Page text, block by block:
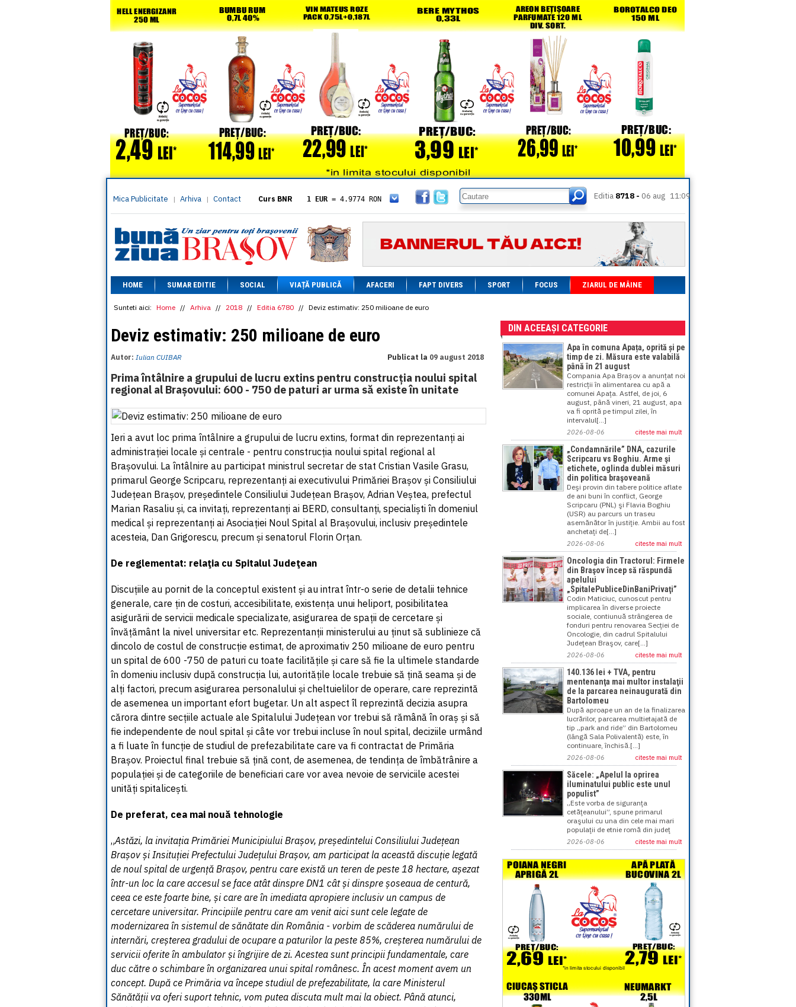
Mica Publicitate | Arhiva | Contact Curs BNR 1 EUR = 4.9774 RON
= 5.8304 RON
1 XAU= 464.4611 RON
1 AED= 1.1933 RON
1 AUD= 2.7957 RON
1 BGN= 2.5449 RON
1 CAD= 3.1559 RON
1 CHF= 5.2813 RON
1 CNY = 0.6015 RON
= 0.6668 RON
1 EGP = 0.0860 RON
1 KRW= 0.3047 RON
1 MDL = 0.2538 RON
1 NZD= 2.6097 RON
1 PLN= 1.1646 RON
= 0.0425 RON
1 RUB= 0.0530 RON
1 SEK= 0.4526 RON
1 TRY= 0.1141 RON
1 XDR= 5.9383 RON
1 ZAR= 0.2318 RON
Editia 8718 - 06 aug 11:09
HOME SUMAR EDITIE SOCIAL VIAȚĂ PUBLICĂ AFACERI FAPT DIVERS SPORT FOCUS ZIARUL DE MÂINE
Sunteti aici: Home // Arhiva // 2018 // Editia 6780 // Deviz estimativ: 250 milioane de euro
Deviz estimativ: 250 milioane de euro
Autor: Iulian CUIBAR Publicat la 09 august 2018
Prima întâlnire a grupului de lucru extins pentru construcția noului spital
regional al Brașovului: 600 - 750 de paturi ar urma să existe în unitate
Ieri a avut loc prima întâlnire a grupului de lucru extins, format din reprezentanți ai
administrației locale și centrale - pentru construcția noului spital regional al
Brașovului. La întâlnire au participat ministrul secretar de stat Cristian Vasile Grasu,
primarul George Scripcaru, reprezentanți ai executivului Primăriei Brașov și Consiliului
Județean Brașov, președintele Consiliului Județean Brașov, Adrian Veștea, prefectul
Marian Rasaliu și, ca invitați, reprezentanți ai BERD, consultanți, specialiști în domeniul
medical și reprezentanți ai Asociației Noul Spital al Brașovului, inclusiv președintele
acesteia, Dan Grigorescu, precum și senatorul Florin Orțan.
De reglementat: relaţia cu Spitalul Judeţean
Discuțiile au pornit de la conceptul existent și au intrat într-o serie de detalii tehnice
generale, care țin de costuri, accesibilitate, existența unui heliport, posibilitatea
asigurării de servicii medicale specializate, asigurarea de spații de cercetare și
învățământ la nivel universitar etc. Reprezentanții ministerului au ținut să sublinieze că
dincolo de costul de construcție estimat, de aproximativ 250 milioane de euro pentru
un spital de 600 -750 de paturi cu toate facilitățile și care să fie la ultimele standarde
în domeniu inclusiv după construcția lui, autoritățile locale trebuie să țină seama și de
alți factori, precum asigurarea personalului și cheltuielilor de operare, care reprezintă
de asemenea un important efort bugetar. Un alt aspect îl reprezintă decizia asupra
cărora dintre secțiile actuale ale Spitalului Județean vor trebui să rămână în oraș și să
fie independente de noul spital și câte vor trebui incluse în noul spital, deciziile urmând
a fi luate în funcție de studiul de prefezabilitate care va fi contractat de Primăria
Brașov. Proiectul final trebuie să țină cont, de asemenea, de tendința de îmbătrânire a
populației și de categoriile de beneficiari care vor avea nevoie de serviciile acestei
unități spitalicești.
De preferat, cea mai nouă tehnologie
„Astăzi, la invitația Primăriei Municipiului Brașov, președintelui Consiliului Județean
Brașov și Insituției Prefectului Județului Brașov, am participat la această discuție legată
de noul spital de urgență Brașov, pentru care există un teren de peste 18 hectare, așezat
într-un loc la care accesul se face atât dinspre DN1 cât și dinspre șoseaua de centură,
ceea ce este foarte bine, și care are în imediata apropiere inclusiv un campus de
cercetare universitar. Principiile pentru care am venit aici sunt cele legate de
modernizarea în sistemul de sănătate din România - vorbim de scăderea numărului de
internări, creșterea gradului de ocupare a paturilor la peste 85%, creșterea numărului de
servicii oferite în ambulator și îngrijire de zi. Acestea sunt principii fundamentale, care
duc către o schimbare în organizarea unui spital românesc. În acest moment avem un
concept. După ce Primăria va începe studiul de prefezabilitate, la care Ministerul
Sănătății va oferi suport tehnic, vom putea discuta mult mai la obiect. Până atunci,
DIN ACEEAȘI CATEGORIE
Apa în comuna Apața, oprită și pe
timp de zi. Măsura este valabilă
până în 21 august
Compania Apa Brașov a anunțat noi
restricții în alimentarea cu apă a
comunei Apața. Astfel, de joi, 6
august, până vineri, 21 august, apa
va fi oprită pe timpul zilei, în
intervalul[...]
2026-08-06 citeste mai mult
„Condamnările” DNA, cazurile
Scripcaru vs Boghiu. Arme şi
etichete, oglinda dublei măsuri
din politica braşoveană
Deşi provin din tabere politice aflate
de ani buni în conflict, George
Scripcaru (PNL) şi Flavia Boghiu
(USR) au parcurs un traseu
asemănător în justiţie. Ambii au fost
anchetaţi de[...]
2026-08-06 citeste mai mult
Oncologia din Tractorul: Firmele
din Braşov încep să răspundă
apelului
„SpitalePubliceDinBaniPrivaţi”
Codin Maticiuc, cunoscut pentru
implicarea în diverse proiecte
sociale, contiunuă strângerea de
fonduri pentru renovarea Secţiei de
Oncologie, din cadrul Spitalului
Judeţean Braşov, care[...]
2026-08-06 citeste mai mult
140.136 lei + TVA, pentru
mentenanţa mai multor instalaţii
de la parcarea neinaugurată din
Bartolomeu
După aproape un an de la finalizarea
lucrărilor, parcarea multietajată de
tip „park and ride” din Bartolomeu
(lângă Sala Polivalentă) este, în
continuare, închisă.[...]
2026-08-06 citeste mai mult
Săcele: „Apelul la oprirea
iluminatului public este unul
populist”
„Este vorba de siguranţa
cetăţeanului”, spune primarul
oraşului cu una din cele mai mari
populaţii de etnie romă din judeţ
2026-08-06 citeste mai mult